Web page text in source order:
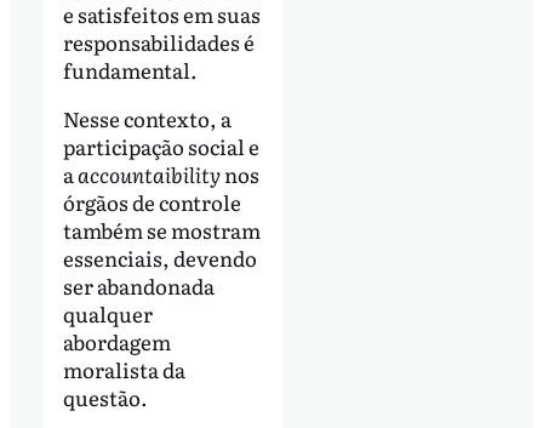
e satisfeitos em suas
responsabilidades é
fundamental.
Nesse contexto, a
participação social e
aaccountaibilitynos
órgãos de controle
também se mostram
essenciais, devendo
ser abandonada
qualquer
abordagem
moralista da
questão.